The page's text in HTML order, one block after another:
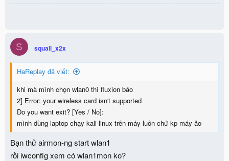
S squall_x2x
HaReplay đã viết:
khi mà mình chọn wlan0 thì fluxion báo
2] Error: your wireless card isn't supported
Do you want exit? [Yes / No]:
mình dùng laptop chạy kali linux trên máy luôn chứ kp máy ảo
Bạn thử airmon-ng start wlan1
rồi iwconfig xem có wlan1mon ko?